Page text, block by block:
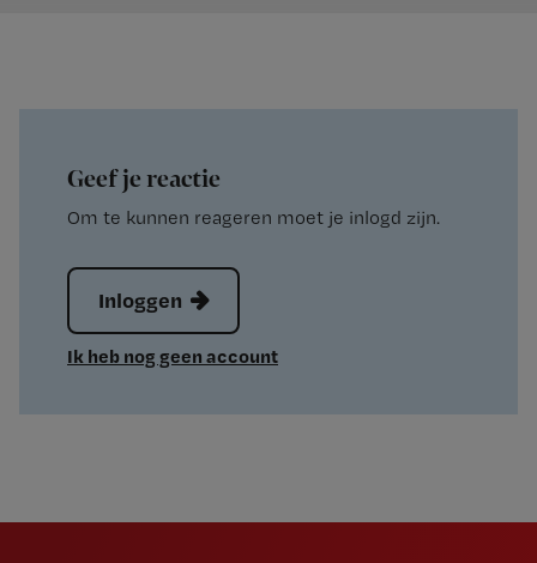
Geef je reactie
Om te kunnen reageren moet je inlogd zijn.
Inloggen
Ik heb nog geen account